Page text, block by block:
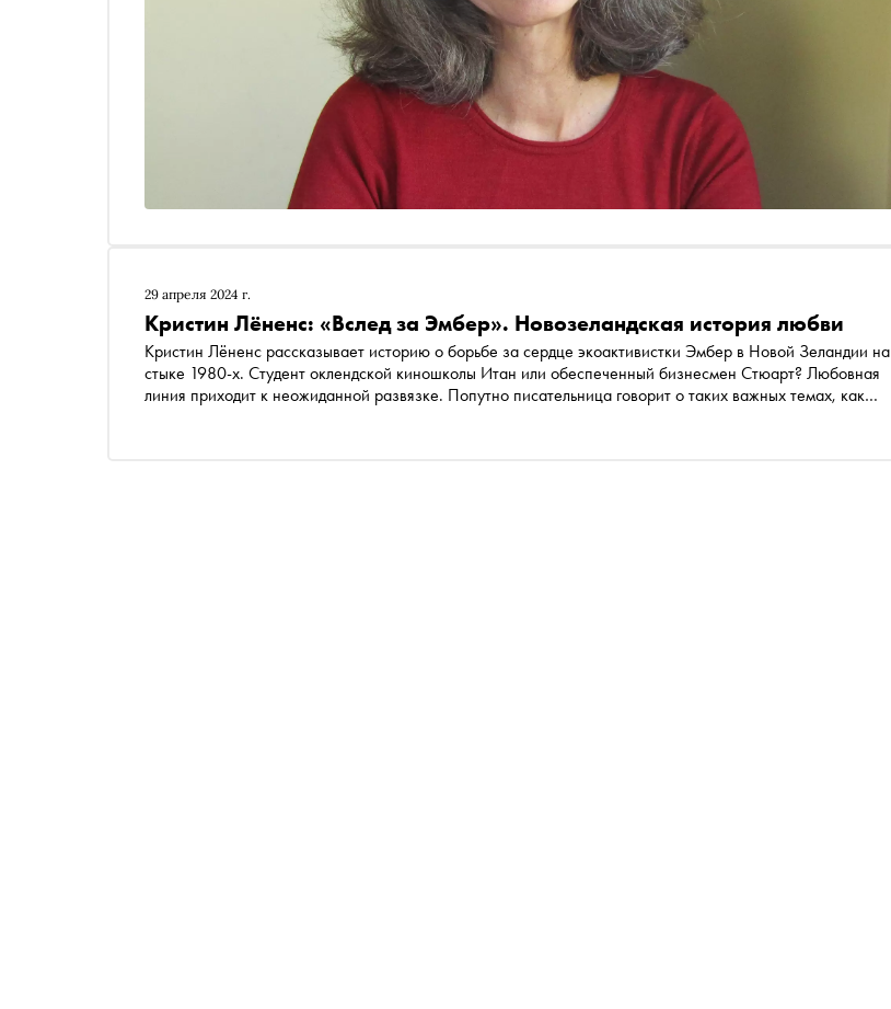
29 апреля 2024 г.
Кристин Лёненс: «Вслед за Эмбер». Новозеландская история любви
Кристин Лёненс рассказывает историю о борьбе за сердце экоактивистки Эмбер в Новой Зеландии на
стыке 1980-х. Студент оклендской киношколы Итан или обеспеченный бизнесмен Стюарт? Любовная
линия приходит к неожиданной развязке. Попутно писательница говорит о таких важных темах, как